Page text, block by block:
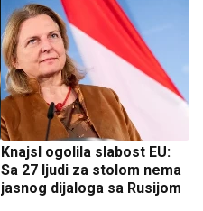
Knajsl ogolila slabost EU:
Sa 27 ljudi za stolom nema
jasnog dijaloga sa Rusijom